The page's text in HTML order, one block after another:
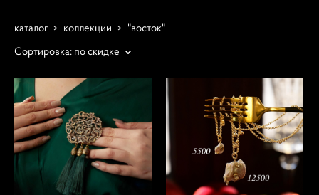
каталог > коллекции > "восток"
Сортировка: по скидке